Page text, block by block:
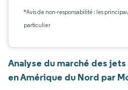
*Avis de non-responsabilité : les
particulier
Analyse du marché des
en Amérique du Nord par